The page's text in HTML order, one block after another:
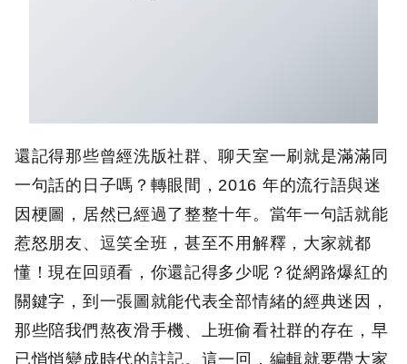
還記得那些曾經洗版社群、聊天室一刷就是滿滿同
一句話的日子嗎？轉眼間，2016 年的流行語與迷
因梗圖，居然已經過了整整十年。當年一句話就能
惹怒朋友、逗笑全班，甚至不用解釋，大家就都
懂！現在回頭看，你還記得多少呢？從網路爆紅的
關鍵字，到一張圖就能代表全部情緒的經典迷因，
那些陪我們熬夜滑手機、上班偷看社群的存在，早
已悄悄變成時代的註記。這一回，編輯就要帶大家